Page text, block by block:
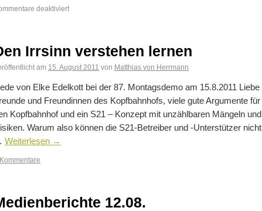
deaktiviert
Irrsinn verstehen lernen
am 15. August 2011 von Matthias von Herrmann
von Elke Edelkott bei der 87. Montagsdemo am 15.8.2011 Liebe
und Freundinnen des Kopfbahnhofs, viele gute Argumente für
Kopfbahnhof und ein S21 – Konzept mit unzählbaren Mängeln und
Warum also können die S21-Betreiber und -Unterstützer nicht
Weiterlesen →
12.08.